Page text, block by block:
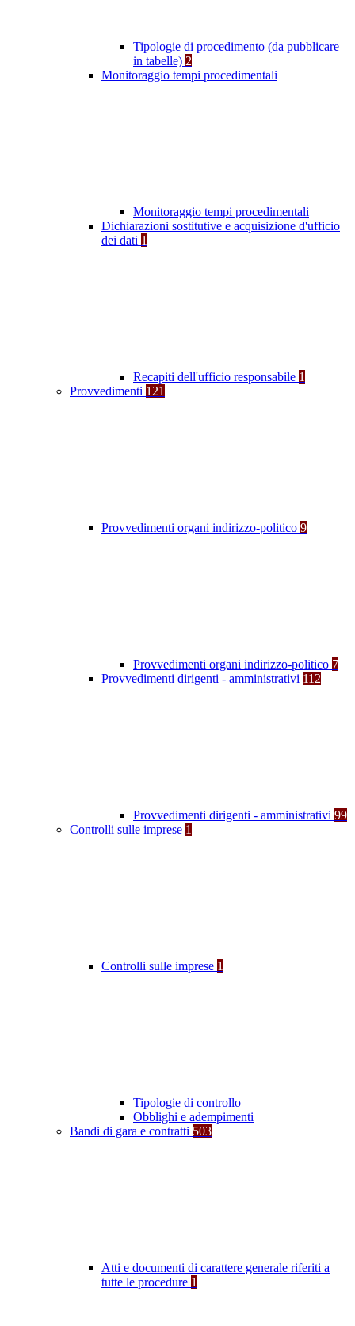
Tipologie di procedimento (da pubblicare
in tabelle) 2
Monitoraggio tempi procedimentali
Monitoraggio tempi procedimentali
Dichiarazioni sostitutive e acquisizione d'ufficio
dei dati 1
Recapiti dell'ufficio responsabile 1
Provvedimenti 121
Provvedimenti organi indirizzo-politico 9
Provvedimenti organi indirizzo-politico 7
Provvedimenti dirigenti - amministrativi 112
Provvedimenti dirigenti - amministrativi 99
Controlli sulle imprese 1
Controlli sulle imprese 1
Tipologie di controllo
Obblighi e adempimenti
Bandi di gara e contratti 503
Atti e documenti di carattere generale riferiti a
tutte le procedure 1